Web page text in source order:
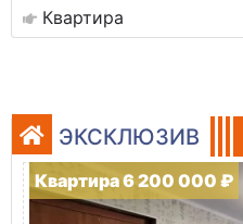
Квартира
ЭКСКЛЮЗИВ
Квартира 6 200 000 ₽